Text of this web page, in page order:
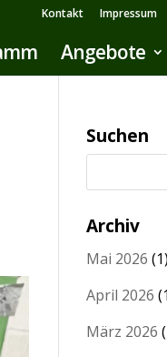
Kontakt Impressum
Angebote
Suchen
Archiv
Mai 2026 (1)
April 2026
März 2026